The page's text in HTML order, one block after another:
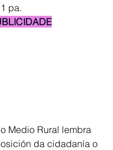
pa.
Medio Rural lembra
da cidadanía o